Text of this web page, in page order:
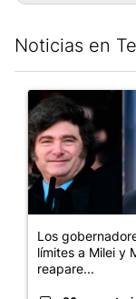
Noticias en
Un artículo de
Los
límites a Milei y
reapare...